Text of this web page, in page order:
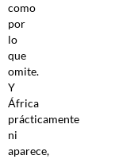
como
por
lo
que
omite.
Y
África
prácticamente
ni
aparece,